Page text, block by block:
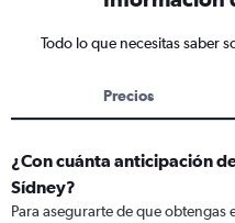
Todo lo que necesitas saber
Precios
¿Con cuánta anticipación
Sídney?
Para asegurarte de que obtengas